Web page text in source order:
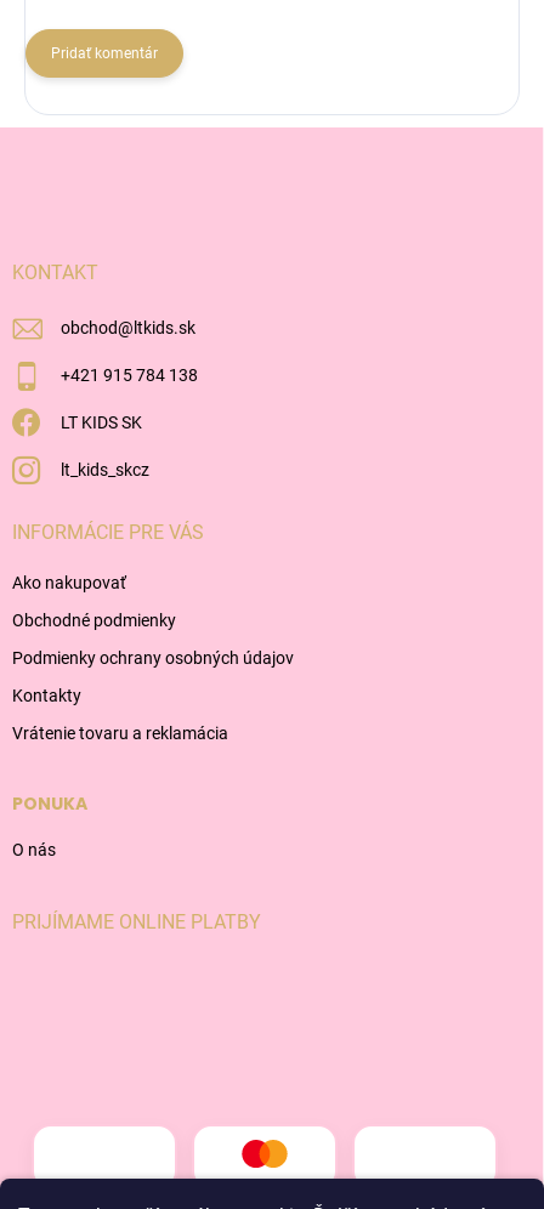
Pridať komentár
KONTAKT
obchod@ ltkids.sk
+421 915 784 138
LT KIDS SK
lt_kids_skcz
INFORMÁCIE PRE VÁS
Ako nakupovať
Obchodné podmienky
Podmienky ochrany osobných údajov
Kontakty
Vrátenie tovaru a reklamácia
PONUKA
O nás
PRIJÍMAME ONLINE PLATBY